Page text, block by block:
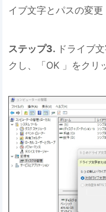
イブ文字とパスの変更
ステップ3. ドライブ
クし、「OK 」をクリ